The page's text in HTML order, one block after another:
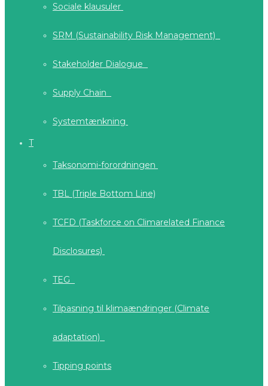
Sociale klausuler
SRM (Sustainability Risk Management)
Stakeholder Dialogue
Supply Chain
Systemtænkning
T
Taksonomi-forordningen
TBL (Triple Bottom Line)
TCFD (Taskforce on Climarelated Finance
Disclosures)
TEG
Tilpasning til klimaændringer (Climate
adaptation)
Tipping points